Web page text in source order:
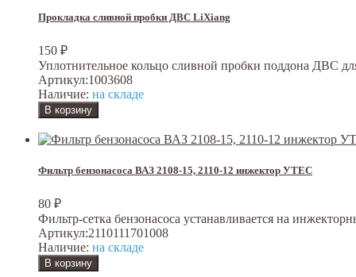
Прокладка сливной пробки ДВС LiXiang
150 ₽
Уплотнительное кольцо сливной пробки поддона ДВС
Артикул:1003608
Наличие: на складе
Фильтр бензонасоса ВАЗ 2108-15, 2110-12 инжектор УТЕС
80 ₽
Фильтр-сетка бензонасоса устанавливается на
Артикул:2110111701008
Наличие: на складе